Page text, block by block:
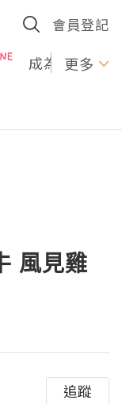
會員登記
成為U更多
風見雞
追蹤